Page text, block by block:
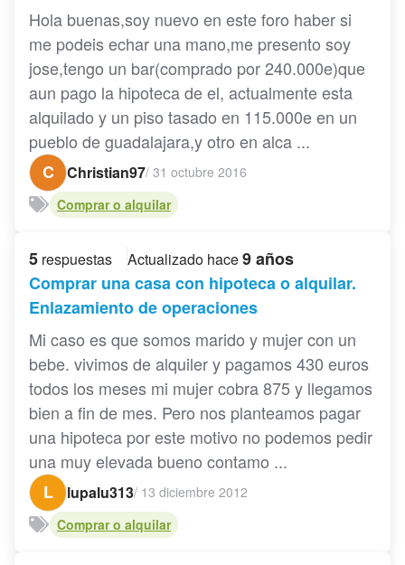
Hola buenas,soy nuevo en este foro haber si
me podeis echar una mano,me presento soy
jose,tengo un bar(comprado por 240.000e)que
aun pago la hipoteca de el, actualmente esta
alquilado y un piso tasado en 115.000e en un
pueblo de guadalajara,y otro en alca ...
C
Christian97/ 31 octubre 2016
Comprar o alquilar
5 respuestas Actualizado hace9 años
Comprar una casa con hipoteca o alquilar.
Enlazamiento de operaciones
Mi caso es que somos marido y mujer con un
bebe. vivimos de alquiler y pagamos 430 euros
todos los meses mi mujer cobra 875 y llegamos
bien a fin de mes. Pero nos planteamos pagar
una hipoteca por este motivo no podemos pedir
una muy elevada bueno contamo ...
L
lupalu313/ 13 diciembre 2012
Comprar o alquilar